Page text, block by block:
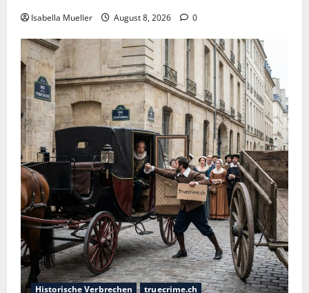
Isabella Mueller August 8, 2026 0
Historische Verbrechen truecrime.ch